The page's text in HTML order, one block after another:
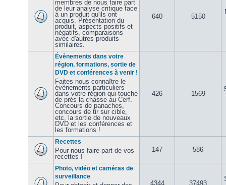
membres de nous faire part
de leur analyse critique face
à un produit qu'ils ont
acquis. Présentation du
produit, aspects positifs et
négatifs, comparaisons
avec d'autres produits
similaires.
640 5150
Évènements dans votre
région, formations, sortie de
DVD et conférences à venir !
Faites nous connaître le
évènements particuliers
dans votre région qui touche
de près la chasse au Cerf.
Concours de panaches,
concours de tir sur cible,
etc, la sortie de nouveaux
DVD et les conférences et
les formations !
426 1569
Recettes
Pour nous faire part de vos
recettes !
147 586
Photo, vidéo et caméras de
surveillance
4344 37493